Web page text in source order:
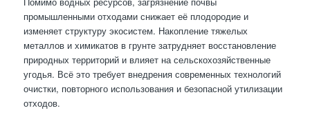
промышленными отходами снижает её плодородие и
изменяет структуру экосистем. Накопление тяжелых
металлов и химикатов в грунте затрудняет восстановление
природных территорий и влияет на сельскохозяйственные
угодья. Всё это требует внедрения современных технологий
очистки, повторного использования и безопасной утилизации
отходов.